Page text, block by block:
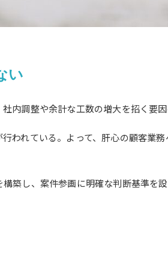
い
内調整や余計な工数の増大を招く要因
われている。よって、肝心の顧客業
築し、案件参画に明確な判断基準を設